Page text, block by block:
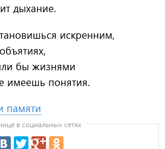
дыхание.
искренним,
бы жизнями
имеешь понятия.
памяти
в социальных сетях